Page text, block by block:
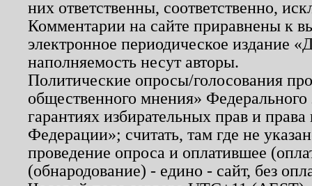
них ответственны, соответственно,
Комментарии на сайте приравнены к
электронное периодическое издание
наполняемость несут авторы.
Политические опросы/голосования
общественного мнения»
гарантиях избирательных прав и
Федерации»; считать, там где не
проведение опроса и оплатившее
(обнародование) - едино - сайт, без